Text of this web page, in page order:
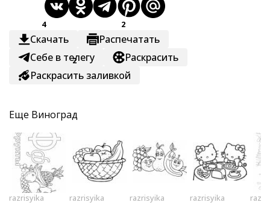
4
Скачать
2
Распечатать
Себе в телегу
Раскрасить
2
Раскрасить заливкой
Еще Виноград
razrisyika razrisyika razrisyika razrisyika